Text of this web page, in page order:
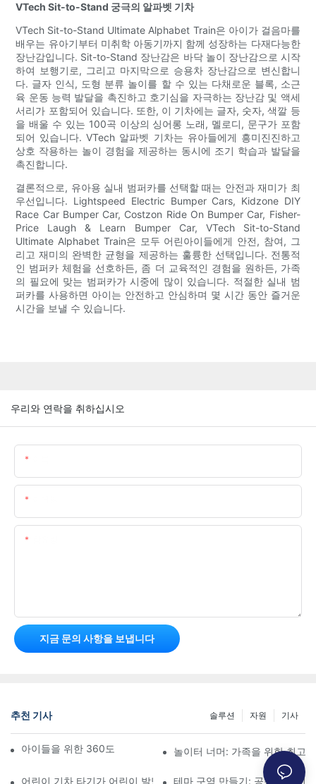
VTech Sit-to-Stand 궁극의 알파벳 기차
VTech Sit-to-Stand Ultimate Alphabet Train은 아이가 걸음마를
배우는 유아기부터 미취학 아동기까지 함께 성장하는 다재다능한
장난감입니다. Sit-to-Stand 장난감은 바닥 놀이 장난감으로 시작
하여 보행기로, 그리고 마지막으로 승용차 장난감으로 변신합니
다. 글자 인식, 도형 분류 놀이를 할 수 있는 다채로운 블록, 소근
육 운동 능력 발달을 촉진하고 호기심을 자극하는 장난감 및 액세
서리가 포함되어 있습니다. 또한, 이 기차에는 글자, 숫자, 색깔 등
을 배울 수 있는 100곡 이상의 싱어롱 노래, 멜로디, 문구가 포함
되어 있습니다. VTech 알파벳 기차는 유아들에게 흥미진진하고
상호 작용하는 놀이 경험을 제공하는 동시에 조기 학습과 발달을
촉진합니다.
결론적으로, 유아용 실내 범퍼카를 선택할 때는 안전과 재미가 최
우선입니다. Lightspeed Electric Bumper Cars, Kidzone DIY
Race Car Bumper Car, Costzon Ride On Bumper Car, Fisher-
Price Laugh & Learn Bumper Car, VTech Sit-to-Stand
Ultimate Alphabet Train은 모두 어린아이들에게 안전, 참여, 그
리고 재미의 완벽한 균형을 제공하는 훌륭한 선택입니다. 전통적
인 범퍼카 체험을 선호하든, 좀 더 교육적인 경험을 원하든, 가족
의 필요에 맞는 범퍼카가 시중에 많이 있습니다. 적절한 실내 범
퍼카를 사용하면 아이는 안전하고 안심하며 몇 시간 동안 즐거운
시간을 보낼 수 있습니다.
우리와 연락을 취하십시오
지금 문의 사항을 보냅니다
추천 기사 기사
자원
솔루션
아이들을 위한 360도 회전 범퍼카 완벽 가이드놀이터 너머: 가족을 위한 최고
어린이 기차 타기가 어린이 발달에 미치는 영향테마 구역 만들기: 공원에 어린